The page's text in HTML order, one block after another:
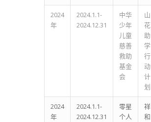
2024
年
2024.1.1-
2024.12.31
中华
少年
儿童
慈善
救助
基金
会
山
花
助
学
行
动
计
划
2024
年
2024.1.1-
2024.12.31
零星
个人
祥
和